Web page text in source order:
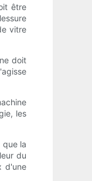
être
vitre
doit
les
que la
du
d'une